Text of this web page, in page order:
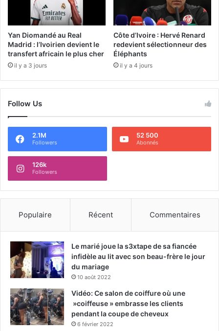
Yan Diomandé au Real
Madrid : l’Ivoirien devient le
transfert africain le plus cher
il y a 3 jours
Côte d’Ivoire : Hervé Renard
redevient sélectionneur des
Éléphants
il y a 4 jours
Follow Us
2.1M
Followers
52 500
Abonnés
126k
Followers
Populaire Récent Commentaires
Le marié joue la s3xtape de sa fiancée
infidèle au lit avec son beau-frère le jour
du mariage
10 août 2022
Vidéo: Ce salon de coiffure où une
»coiffeuse » embrasse les clients
pendant la coupe de cheveux
6 février 2022